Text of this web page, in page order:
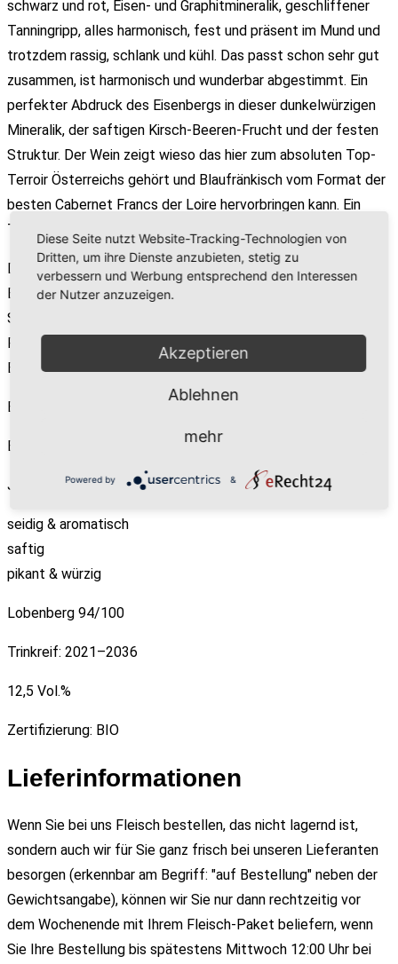
schwarz und rot, Eisen- und Graphitmineralik, geschliffener
Tanningripp, alles harmonisch, fest und präsent im Mund und
trotzdem rassig, schlank und kühl. Das passt schon sehr gut
zusammen, ist harmonisch und wunderbar abgestimmt. Ein
perfekter Abdruck des Eisenbergs in dieser dunkelwürzigen
Mineralik, der saftigen Kirsch-Beeren-Frucht und der festen
Struktur. Der Wein zeigt wieso das hier zum absoluten Top-
Terroir Österreichs gehört und Blaufränkisch vom Format der
besten Cabernet Francs der Loire hervorbringen kann. Ein
Terroirwein par excellence.
Die Village-Weine von Wachter Wiesler. Vollendete
Botschafter der Bodenbeschaffenheiten von Deutsch
Schützen und Eisenberg. Fokus auf Finesse, Typizität und
Potential. Preis-Genuss-Erlebnisse auf allerhöchstem
Blaufränkisch-Niveau.
Burgenland, Eisenberg DAC
Blaufränkisch 100%
Jahrgang: 2018 (entgegen dem Artikelbild)
seidig & aromatisch
saftig
pikant & würzig
Lobenberg 94/100
Trinkreif: 2021–2036
12,5 Vol.%
Zertifizierung: BIO
Lieferinformationen
Wenn Sie bei uns Fleisch bestellen, das nicht lagernd ist,
sondern auch wir für Sie ganz frisch bei unseren Lieferanten
besorgen (erkennbar am Begriff: "auf Bestellung" neben der
Gewichtsangabe), können wir Sie nur dann rechtzeitig vor
dem Wochenende mit Ihrem Fleisch-Paket beliefern, wenn
Sie Ihre Bestellung bis spätestens Mittwoch 12:00 Uhr bei
Diese Seite nutzt Website-Tracking-Technologien von
Dritten, um ihre Dienste anzubieten, stetig zu
verbessern und Werbung entsprechend den Interessen
der Nutzer anzuzeigen.
Akzeptieren
Ablehnen
mehr
Powered by &